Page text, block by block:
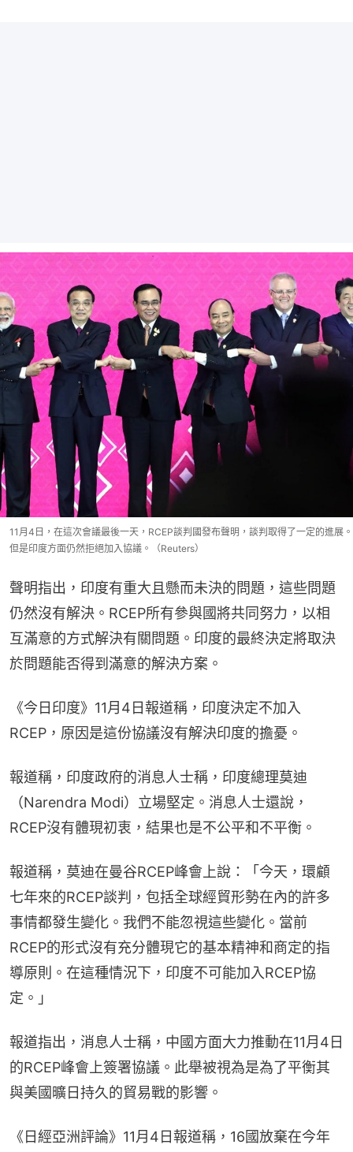
11月4日，在這次會議最後一天，RCEP談判國發布聲明，談判取得了一定的進展。
但是印度方面仍然拒絕加入協議。（Reuters）
聲明指出，印度有重大且懸而未決的問題，這些問題
仍然沒有解決。RCEP所有參與國將共同努力，以相
互滿意的方式解決有關問題。印度的最終決定將取決
於問題能否得到滿意的解決方案。
《今日印度》11月4日報道稱，印度決定不加入
RCEP，原因是這份協議沒有解決印度的擔憂。
報道稱，印度政府的消息人士稱，印度總理莫迪
（Narendra Modi）立場堅定。消息人士還說，
RCEP沒有體現初衷，結果也是不公平和不平衡。
報道稱，莫迪在曼谷RCEP峰會上說：「今天，環顧
七年來的RCEP談判，包括全球經貿形勢在內的許多
事情都發生變化。我們不能忽視這些變化。當前
RCEP的形式沒有充分體現它的基本精神和商定的指
導原則。在這種情況下，印度不可能加入RCEP協
定。」
報道指出，消息人士稱，中國方面大力推動在11月4日
的RCEP峰會上簽署協議。此舉被視為是為了平衡其
與美國曠日持久的貿易戰的影響。
《日經亞洲評論》11月4日報道稱，16國放棄在今年